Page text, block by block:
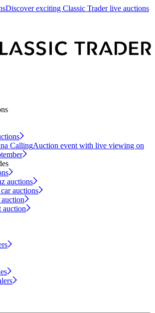
Discover exciting Classic Trader live auctions
CallingAuction event with live viewing on
auctions
auctions
auction